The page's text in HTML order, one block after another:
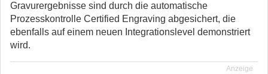
Gravurergebnisse sind durch die automatische
Prozesskontrolle Certified Engraving abgesichert, die
ebenfalls auf einem neuen Integrationslevel demonstriert
wird.
Anzeige